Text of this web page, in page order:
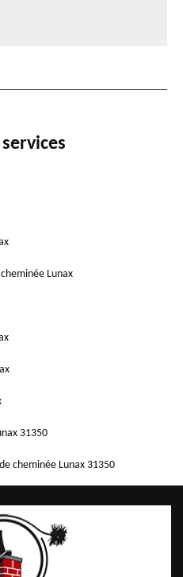
Lunax
31350
cheminée Lunax 31350